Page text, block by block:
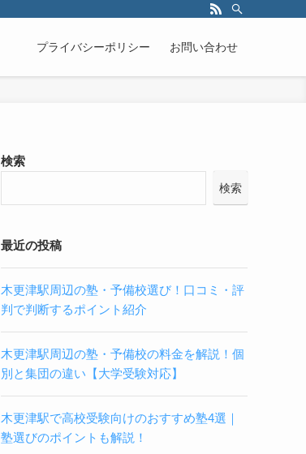
プライバシーポリシー お問い合わせ
検索
検索
最近の投稿
木更津駅周辺の塾・予備校選び！口コミ・評
判で判断するポイント紹介
木更津駅周辺の塾・予備校の料金を解説！個
別と集団の違い【大学受験対応】
木更津駅で高校受験向けのおすすめ塾4選｜
塾選びのポイントも解説！